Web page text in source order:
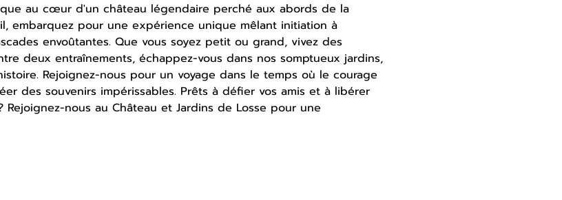
au cœur d'un château légendaire perché aux abords de la
embarquez pour une expérience unique mêlant initiation à
envoûtantes. Que vous soyez petit ou grand, vivez des
deux entraînements, échappez-vous dans nos somptueux jardins,
Rejoignez-nous pour un voyage dans le temps où le courage
des souvenirs impérissables. Prêts à défier vos amis et à libérer
nous au Château et Jardins de Losse pour une